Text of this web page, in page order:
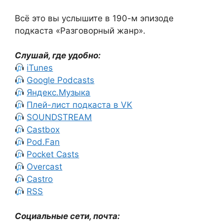
Всё это вы услышите в 190-м эпизоде
подкаста «Разговорный жанр».
Слушай, где удобно:
iTunes
Google Podcasts
Яндекс.Музыка
Плей-лист подкаста в VK
SOUNDSTREAM
Castbox
Pod.Fan
Pocket Casts
Overcast
Castro
RSS
Социальные сети, почта: